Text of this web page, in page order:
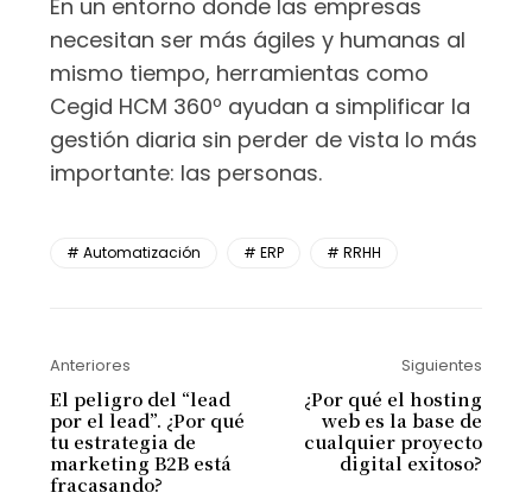
En un entorno donde las empresas
necesitan ser más ágiles y humanas al
mismo tiempo, herramientas como
Cegid HCM 360º ayudan a simplificar la
gestión diaria sin perder de vista lo más
importante: las personas.
Automatización ERP RRHH
Anteriores
El peligro del “lead
por el lead”. ¿Por qué
tu estrategia de
marketing B2B está
fracasando?
Siguientes
¿Por qué el hosting
web es la base de
cualquier proyecto
digital exitoso?